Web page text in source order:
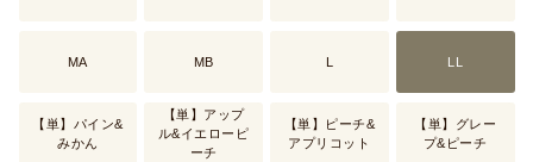
MA MB L LL
【単】パイン&
みかん
【単】アップ
ル&イエローピ
ーチ
【単】ピーチ&
アプリコット
【単】グレー
プ&ピーチ